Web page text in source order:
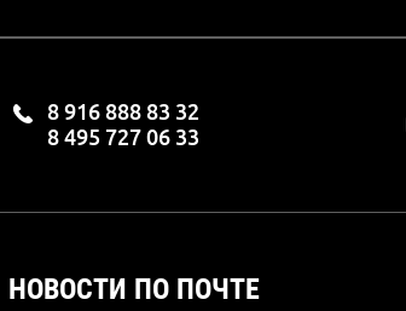
8 916 888 83 32
8 495 727 06 33
НОВОСТИ ПО ПОЧТЕ